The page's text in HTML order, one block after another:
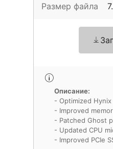
Размер файла
Описание:
- Optimized
- Improved
- Patched Ghost
- Updated CPU
- Improved PCIe